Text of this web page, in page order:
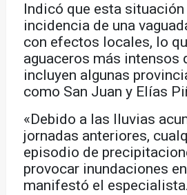
Indicó que esta
incidencia de una
con efectos locales, lo
aguaceros más intensos
incluyen algunas
como San Juan y Elías
«Debido a las lluvias
jornadas anteriores,
episodio de
provocar inundaciones
manifestó el especialista.